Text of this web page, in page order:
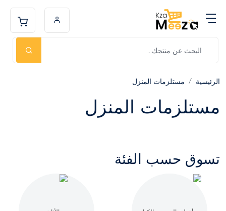
الرئيسية مستلزمات المنزل
مستلزمات المنزل
تسوق حسب الفئة